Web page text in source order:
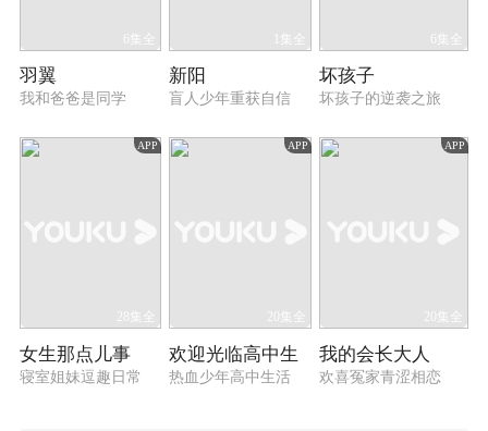
6集全
羽翼
我和爸爸是同学
1集全
新阳
盲人少年重获自信
6集全
坏孩子
坏孩子的逆袭之旅
APP
28集全
女生那点儿事
寝室姐妹逗趣日常
APP
20集全
欢迎光临高中生
热血少年高中生活
APP
20集全
我的会长大人
欢喜冤家青涩相恋